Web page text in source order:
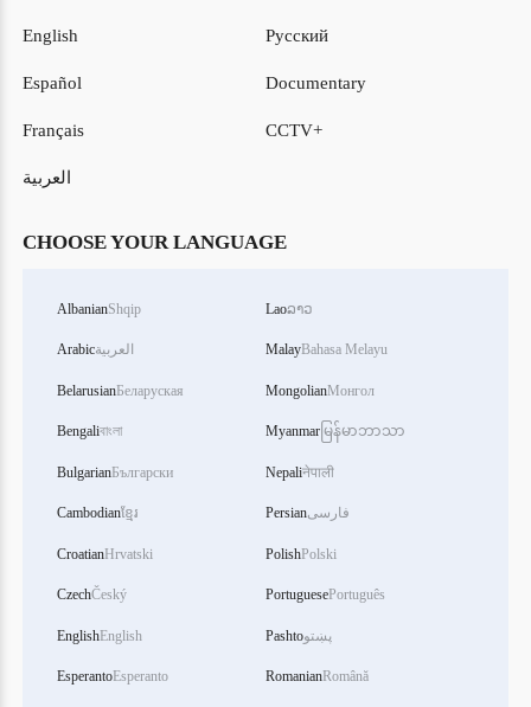
English
Español
Français
العربية
Русский
Documentary
CCTV+
CHOOSE YOUR LANGUAGE
AlbanianShqip
Arabicالعربية
BelarusianБеларуская
Bengaliবাংলা
BulgarianБългарски
Cambodianខ្មែរ
CroatianHrvatski
CzechČeský
EnglishEnglish
EsperantoEsperanto
Laoລາວ
MalayBahasa Melayu
MongolianМонгол
Myanmar မြန်မာဘာသာ
Nepaliनेपाली
Persianفارسی
PolishPolski
PortuguesePortuguês
Pashtoپښتو
RomanianRomână